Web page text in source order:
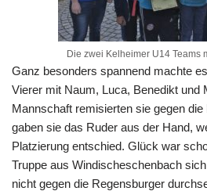
Die zwei Kelheimer U14 Teams
Ganz besonders spannend machte
Vierer mit Naum, Luca, Benedikt und
Mannschaft remisierten sie gegen
gaben sie das Ruder aus der Hand,
Platzierung entschied. Glück war
Truppe aus Windischeschenbach
nicht gegen die Regensburger